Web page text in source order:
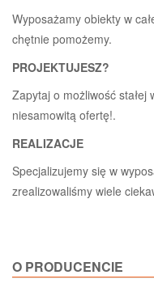
Wyposażamy obiekty w
chętnie pomożemy.
PROJEKTUJESZ?
Zapytaj o możliwość stałej
niesamowitą ofertę!.
REALIZACJE
Specjalizujemy się w
zrealizowaliśmy wiele
O PRODUCENCIE